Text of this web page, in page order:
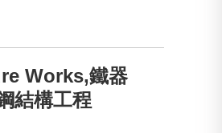
Works,鐵器
結構工程